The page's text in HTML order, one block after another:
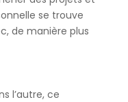
se trouve
de manière plus
l’autre, ce